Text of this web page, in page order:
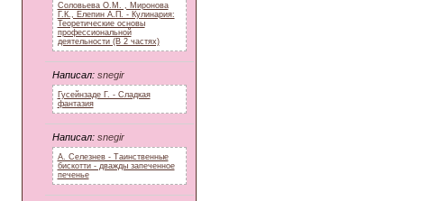
Соловьева О.М. , Миронова
Г.К., Елепин А.П. - Кулинария:
Теоретические основы
профессиональной
деятельности (В 2 частях)
Написал: snegir
Гусейнзаде Г. - Сладкая
фантазия
Написал: snegir
А. Селезнев - Таинственные
бискотти - дважды запеченное
печенье